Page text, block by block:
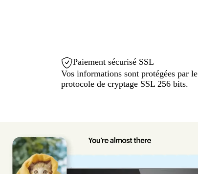
Paiement sécurisé SSL
Vos informations sont protégées par le
protocole de cryptage SSL 256 bits.